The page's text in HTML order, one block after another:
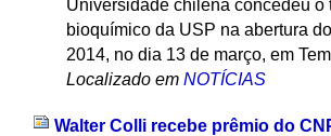
Universidade chilena concedeu o
bioquímico da USP na abertura
2014, no dia 13 de março, em
Localizado em NOTÍCIAS
Walter Colli recebe prêmio do